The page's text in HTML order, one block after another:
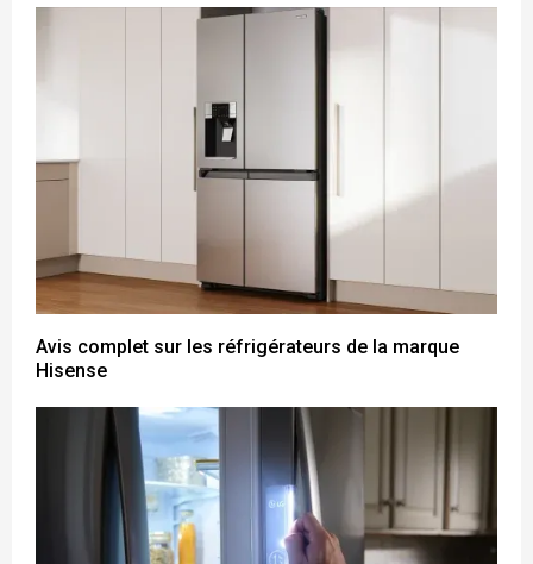
Avis complet sur les réfrigérateurs de la marque
Hisense